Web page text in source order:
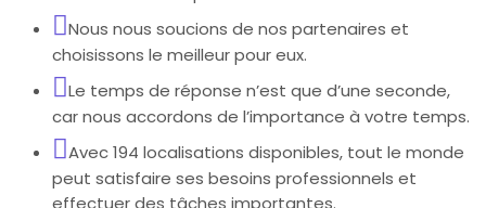
Nous nous soucions de nos partenaires et
choisissons le meilleur pour eux.
Le temps de réponse n’est que d’une seconde,
car nous accordons de l’importance à votre temps.
Avec 194 localisations disponibles, tout le monde
peut satisfaire ses besoins professionnels et
effectuer des tâches importantes.